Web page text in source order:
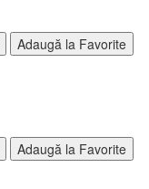
Adaugă la Favorite
Adaugă la Favorite